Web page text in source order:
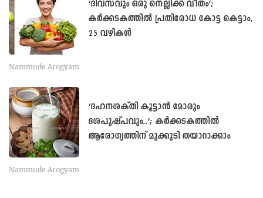
‘ദിവസവും ഒരു നെല്ലിക്ക വീതം’;
കർക്കടകത്തിൽ പ്രതിരോധ കോട്ട കെട്ടാം,
25 വഴികൾ
Nammude Arogyam
‘ദഹനശക്തി കൂട്ടാന്‍ മോരും
ദശപുഷ്പവും..’; കർക്കടകത്തിൽ
ആരോഗ്യത്തിന് മുക്കുടി തയാറാക്കാം
Nammude Arogyam